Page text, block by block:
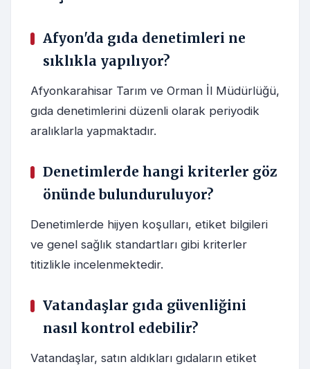
Afyon'da gıda denetimleri ne
sıklıkla yapılıyor?
Afyonkarahisar Tarım ve Orman İl Müdürlüğü,
gıda denetimlerini düzenli olarak periyodik
aralıklarla yapmaktadır.
Denetimlerde hangi kriterler göz
önünde bulunduruluyor?
Denetimlerde hijyen koşulları, etiket bilgileri
ve genel sağlık standartları gibi kriterler
titizlikle incelenmektedir.
Vatandaşlar gıda güvenliğini
nasıl kontrol edebilir?
Vatandaşlar, satın aldıkları gıdaların etiket